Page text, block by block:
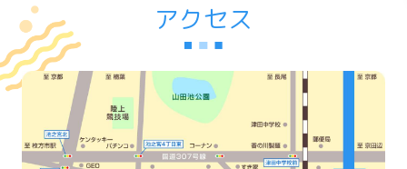
アクセス